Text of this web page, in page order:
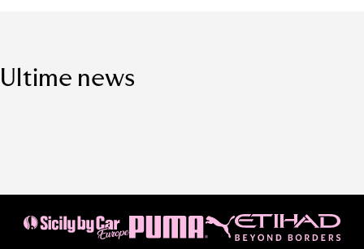
Ultime news